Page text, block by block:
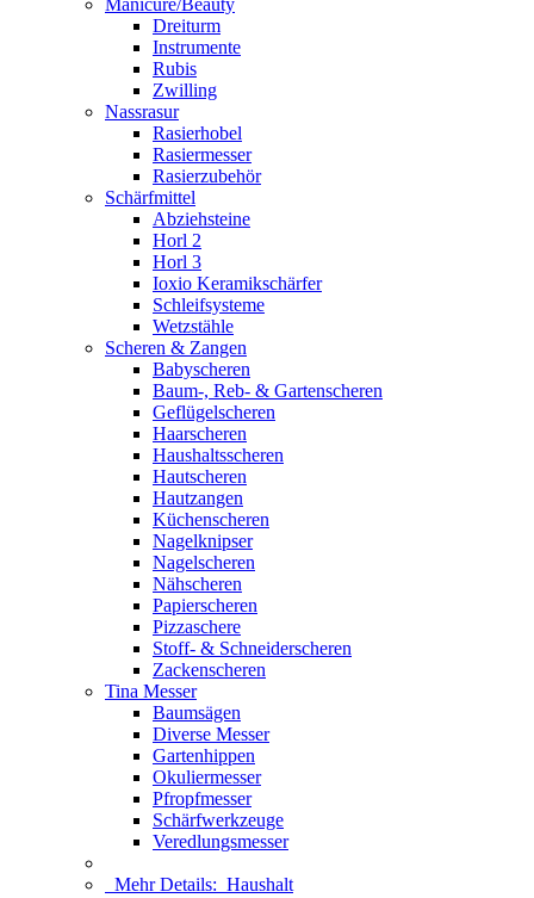
Manicure/Beauty
Dreiturm
Instrumente
Rubis
Zwilling
Nassrasur
Rasierhobel
Rasiermesser
Rasierzubehör
Schärfmittel
Abziehsteine
Horl 2
Horl 3
Ioxio Keramikschärfer
Schleifsysteme
Wetzstähle
Scheren & Zangen
Babyscheren
Baum-, Reb- & Gartenscheren
Geflügelscheren
Haarscheren
Haushaltsscheren
Hautscheren
Hautzangen
Küchenscheren
Nagelknipser
Nagelscheren
Nähscheren
Papierscheren
Pizzaschere
Stoff- & Schneiderscheren
Zackenscheren
Tina Messer
Baumsägen
Diverse Messer
Gartenhippen
Okuliermesser
Pfropfmesser
Schärfwerkzeuge
Veredlungsmesser
Mehr Details: Haushalt